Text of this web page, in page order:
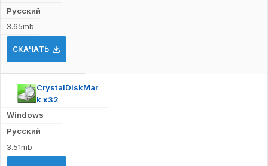
Русский
3.65mb
СКАЧАТЬ
CrystalDiskMar
k x32
Windows
Русский
3.51mb